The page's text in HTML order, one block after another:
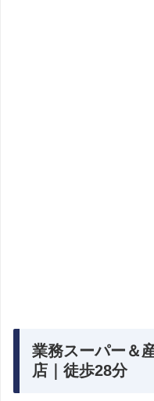
業務スーパー＆
店｜徒歩28分